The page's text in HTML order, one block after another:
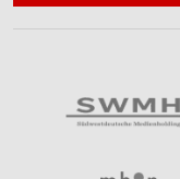
Werbung